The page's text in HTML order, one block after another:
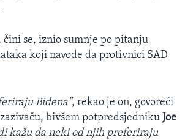
čini se, iznio sumnje po pitanju
koji navode da protivnici SAD
Bidena", rekao je on, govoreći
bivšem potpredsjedniku Joe
kažu da neki od njih preferiraju